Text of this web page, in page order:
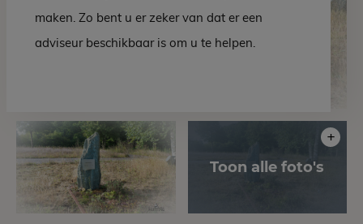
maken. Zo bent u er zeker van dat er een
adviseur beschikbaar is om u te helpen.